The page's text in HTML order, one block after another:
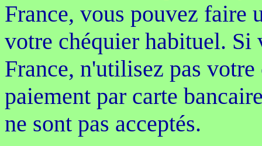
France, vous pouvez faire
votre chéquier habituel. Si
France, n'utilisez pas
paiement par carte
ne sont pas acceptés.